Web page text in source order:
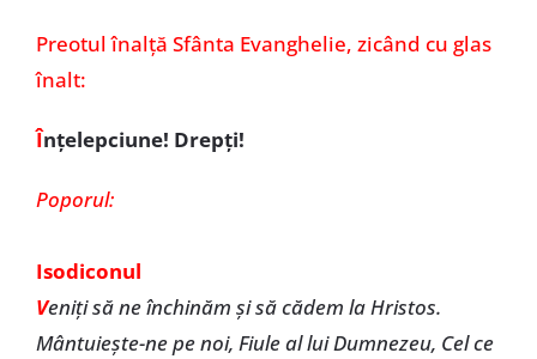
Preotul înalță Sfânta Evanghelie, zicând cu glas
înalt:
Înțelepciune! Drepți!
Poporul:
Isodiconul
Veniți să ne închinăm și să cădem la Hristos.
Mântuiește-ne pe noi, Fiule al lui Dumnezeu, Cel ce